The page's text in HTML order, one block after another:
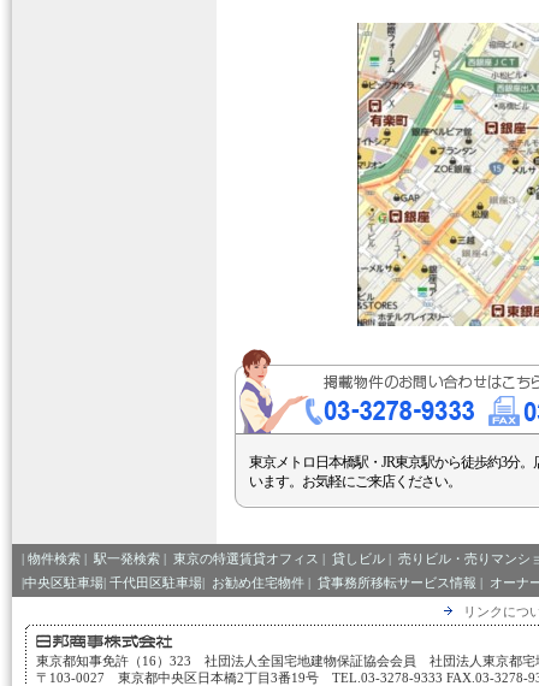
東京メトロ日本橋駅・JR東京駅から徒歩約3分。
います。お気軽にご来店ください。
| 物件検索 | 駅一発検索 | 東京の特選賃貸オフィス | 貸しビル | 売りビル・売りマンシ
|中央区駐車場| 千代田区駐車場| お勧め住宅物件 | 貸事務所移転サービス情報 | オーナ
リンクにつ
東京都知事免許（16）323 社団法人全国宅地建物保証協会会員 社団法人東京都宅
〒103-0027 東京都中央区日本橋2丁目3番19号 TEL.03-3278-9333 FAX.03-3278-